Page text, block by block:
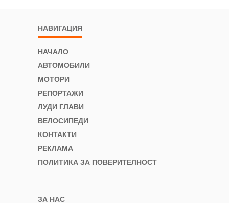
НАВИГАЦИЯ
НАЧАЛО
АВТОМОБИЛИ
МОТОРИ
РЕПОРТАЖИ
ЛУДИ ГЛАВИ
ВЕЛОСИПЕДИ
КОНТАКТИ
РЕКЛАМА
ПОЛИТИКА ЗА ПОВЕРИТЕЛНОСТ
ЗА НАС